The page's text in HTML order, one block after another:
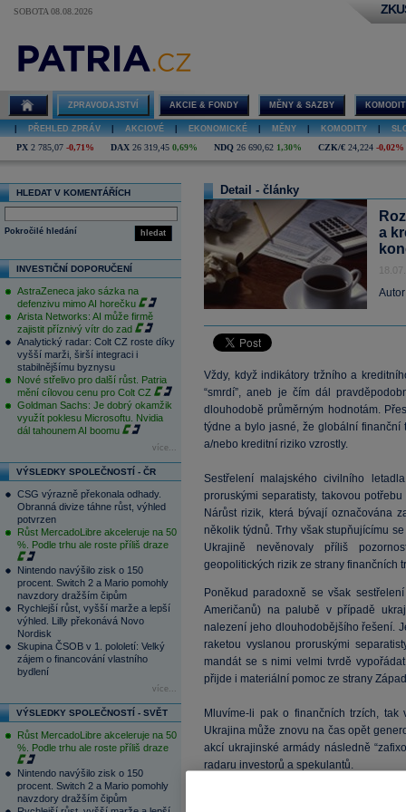
SOBOTA 08.08.2026
ZPRAVODAJSTVÍ AKCIE & FONDY MĚNY & SAZBY
PŘEHLED ZPRÁV AKCIOVÉ EKONOMICKÉ MĚNY KOMODITY
PX 2 785,07 -0,71% DAX 26 319,45 0,69% NDQ 26 690,62 1,30% CZK/€ 24,224 -0,02%
HLEDAT V KOMENTÁŘÍCH
hledat
Pokročilé hledání
INVESTIČNÍ DOPORUČENÍ
AstraZeneca jako sázka na
defenzivu mimo AI horečku
Arista Networks: AI může firmě
zajistit příznivý vítr do zad
Analytický radar: Colt CZ roste díky
vyšší marži, širší integraci i
stabilnějšímu byznysu
Nové střelivo pro další růst. Patria
mění cílovou cenu pro Colt CZ
Goldman Sachs: Je dobrý okamžik
využít poklesu Microsoftu. Nvidia
dál tahounem AI boomu
více...
VÝSLEDKY SPOLEČNOSTÍ - ČR
CSG výrazně překonala odhady.
Obranná divize táhne růst, výhled
potvrzen
Růst MercadoLibre akceleruje na 50
%. Podle trhu ale roste příliš draze
Nintendo navýšilo zisk o 150
procent. Switch 2 a Mario pomohly
navzdory dražším čipům
Rychlejší růst, vyšší marže a lepší
výhled. Lilly překonává Novo
Nordisk
Skupina ČSOB v 1. pololetí: Velký
zájem o financování vlastního
bydlení
více...
VÝSLEDKY SPOLEČNOSTÍ - SVĚT
Růst MercadoLibre akceleruje na 50
%. Podle trhu ale roste příliš draze
Nintendo navýšilo zisk o 150
procent. Switch 2 a Mario pomohly
navzdory dražším čipům
Detail - články
a
Vždy, když indikátory tržního a
“smrdí”, aneb je čím dál
dlouhodobě průměrným hodnotám.
týdne a bylo jasné, že globální finanční
a/nebo kreditní riziko vzrostly.
Sestřelení malajského civilního
proruskými separatisty, takovou
Nárůst rizik, která bývají označována
několik týdnů. Trhy však stupňujícímu
Ukrajině nevěnovaly příliš
geopolitických rizik ze strany finančních
Poněkud paradoxně se však
Američanů) na palubě v případě
nalezení jeho dlouhodobějšího řešení.
raketou vyslanou proruskými
mandát se s nimi velmi tvrdě
přijde i materiální pomoc ze strany
Mluvíme-li pak o finančních trzích,
Ukrajina může znovu na čas opět
akcí ukrajinské armády následně
radaru investorů a spekulantů.